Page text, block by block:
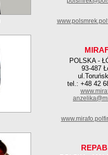
POLSKA -
93-487
tel.: +48 42